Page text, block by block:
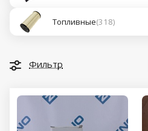
Топливные(318)
Фильтр